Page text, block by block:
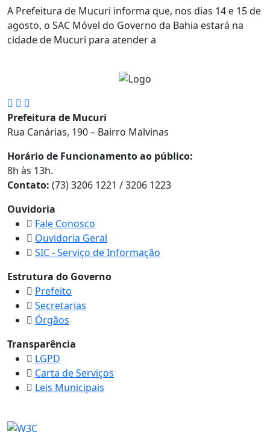
A Prefeitura de Mucuri informa que, nos dias 14 e 15 de
agosto, o SAC Móvel do Governo da Bahia estará na
cidade de Mucuri para atender a
Prefeitura de Mucuri
Rua Canárias, 190 – Bairro Malvinas
Horário de Funcionamento ao público:
8h às 13h.
Contato: (73) 3206 1221 / 3206 1223
Ouvidoria
Fale Conosco
Ouvidoria Geral
SIC - Serviço de Informação
Estrutura do Governo
Prefeito
Secretarias
Órgãos
Transparência
LGPD
Carta de Serviços
Leis Municipais